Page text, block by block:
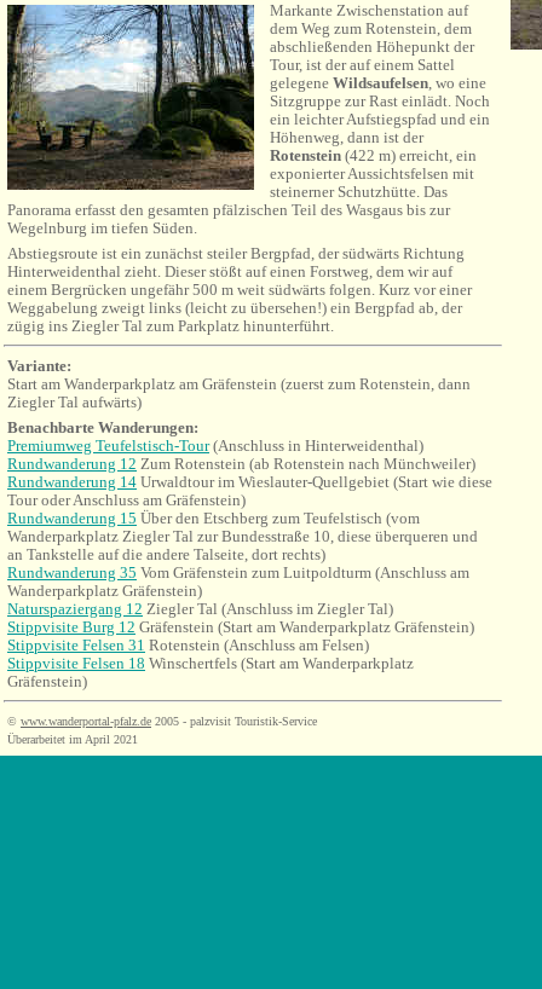
Markante Zwischenstation auf
dem Weg zum Rotenstein, dem
abschließenden Höhepunkt der
Tour, ist der auf einem Sattel
gelegene Wildsaufelsen, wo eine
Sitzgruppe zur Rast einlädt. Noch
ein leichter Aufstiegspfad und ein
Höhenweg, dann ist der
Rotenstein (422 m) erreicht, ein
exponierter Aussichtsfelsen mit
steinerner Schutzhütte. Das
Panorama erfasst den gesamten pfälzischen Teil des Wasgaus bis zur
Wegelnburg im tiefen Süden.
Abstiegsroute ist ein zunächst steiler Bergpfad, der südwärts Richtung
Hinterweidenthal zieht. Dieser stößt auf einen Forstweg, dem wir auf
einem Bergrücken ungefähr 500 m weit südwärts folgen. Kurz vor einer
Weggabelung zweigt links (leicht zu übersehen!) ein Bergpfad ab, der
zügig ins Ziegler Tal zum Parkplatz hinunterführt.
Variante:
Start am Wanderparkplatz am Gräfenstein (zuerst zum Rotenstein, dann
Ziegler Tal aufwärts)
Benachbarte Wanderungen:
Premiumweg Teufelstisch-Tour(Anschluss in Hinterweidenthal)
Rundwanderung 12 Zum Rotenstein (ab Rotenstein nach Münchweiler)
Rundwanderung 14 Urwaldtour im Wieslauter-Quellgebiet (Start wie diese
Tour oder Anschluss am Gräfenstein)
Rundwanderung 15 Über den Etschberg zum Teufelstisch (vom
Wanderparkplatz Ziegler Tal zur Bundesstraße 10, diese überqueren und
an Tankstelle auf die andere Talseite, dort rechts)
Rundwanderung 35 Vom Gräfenstein zum Luitpoldturm (Anschluss am
Wanderparkplatz Gräfenstein)
Naturspaziergang 12 Ziegler Tal (Anschluss im Ziegler Tal)
Stippvisite Burg 12 Gräfenstein (Start am Wanderparkplatz Gräfenstein)
Stippvisite Felsen 31 Rotenstein (Anschluss am Felsen)
Stippvisite Felsen 18 Winschertfels (Start am Wanderparkplatz
Gräfenstein)
© www.wanderportal-pfalz.de 2005 - palzvisit Touristik-Service
Überarbeitet im April 2021